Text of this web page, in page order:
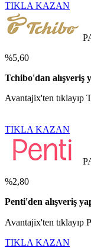
TIKLA KAZAN
%5,60
Tchibo'dan
Avantajix'ten tıklayıp
TIKLA KAZAN
%2,80
Penti'den alışveriş
Avantajix'ten tıklayıp
TIKLA KAZAN